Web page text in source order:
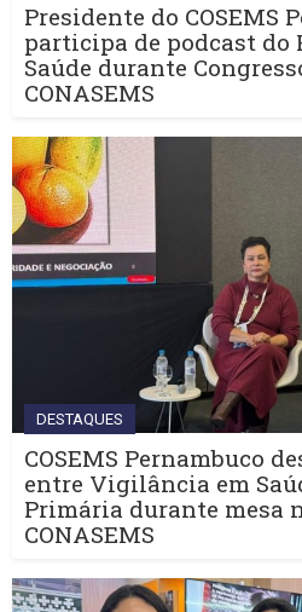
Presidente do COSEMS
participa de podcast do
Saúde durante
CONASEMS
DESTAQUES
COSEMS Pernambuco
entre Vigilância em
Primária durante mesa
CONASEMS